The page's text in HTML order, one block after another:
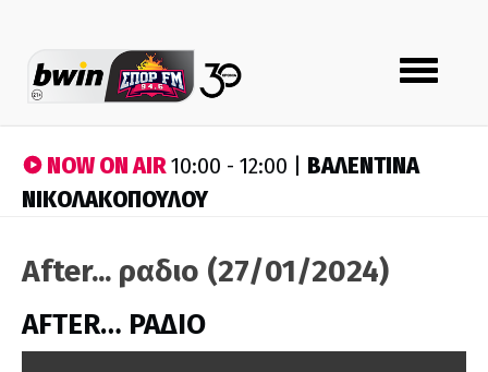
Toggle
navigation
NOW ON AIR10:00 - 12:00 | ΒΑΛΕΝΤΙΝΑ
ΝΙΚΟΛΑΚΟΠΟΥΛΟΥ
After... ραδιο (27/01/2024)
AFTER… ΡΑΔΙΟ